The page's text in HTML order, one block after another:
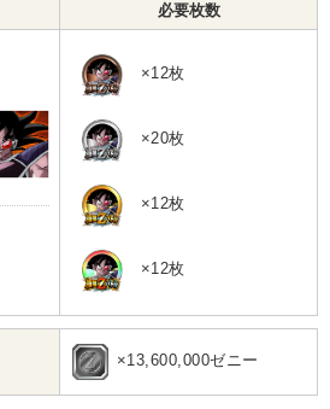
必要枚数
×12枚
×20枚
×12枚
×12枚
×13,600,000ゼニー